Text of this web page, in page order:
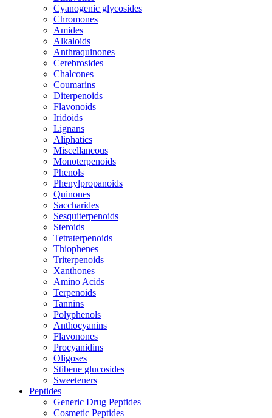
Cyanogenic glycosides
Chromones
Amides
Alkaloids
Anthraquinones
Cerebrosides
Chalcones
Coumarins
Diterpenoids
Flavonoids
Iridoids
Lignans
Aliphatics
Miscellaneous
Monoterpenoids
Phenols
Phenylpropanoids
Quinones
Saccharides
Sesquiterpenoids
Steroids
Tetraterpenoids
Thiophenes
Triterpenoids
Xanthones
Amino Acids
Terpenoids
Tannins
Polyphenols
Anthocyanins
Flavonones
Procyanidins
Oligoses
Stibene glucosides
Sweeteners
Peptides
Generic Drug Peptides
Cosmetic Peptides